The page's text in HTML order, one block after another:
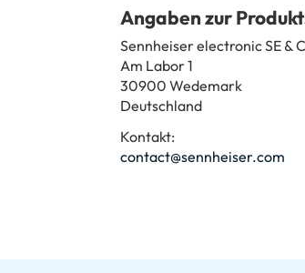
Angaben zur
Sennheiser electronic SE &
Am Labor 1
30900 Wedemark
Deutschland
Kontakt:
contact@sennheiser.com